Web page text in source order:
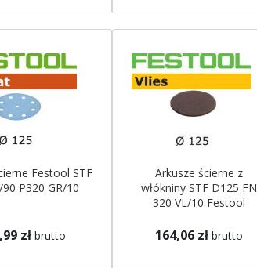
Festool STF
P320 GR/10
zł brutto
Arkusze ścierne z
włókniny STF D125 FN
320 VL/10 Festool
164,06 zł brutto